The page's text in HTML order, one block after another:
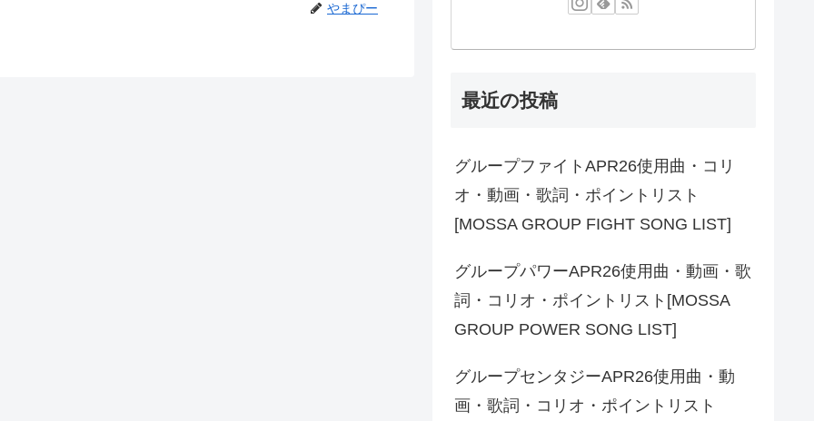
やまぴー
最近の投稿
グループファイトAPR26使用曲・コリ
オ・動画・歌詞・ポイントリスト
[MOSSA GROUP FIGHT SONG LIST]
グループパワーAPR26使用曲・動画・歌
詞・コリオ・ポイントリスト[MOSSA
GROUP POWER SONG LIST]
グループセンタジーAPR26使用曲・動
画・歌詞・コリオ・ポイントリスト